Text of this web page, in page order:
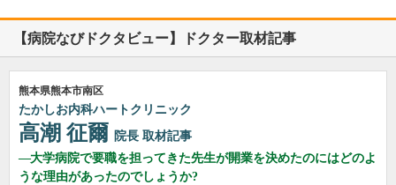
【病院なびドクタビュー】ドクター取材記事
熊本県熊本市南区
たかしお内科ハートクリニック
高潮 征爾 院長 取材記事
大学病院で要職を担ってきた先生が開業を決めたのにはどのよ
うな理由があったのでしょうか?